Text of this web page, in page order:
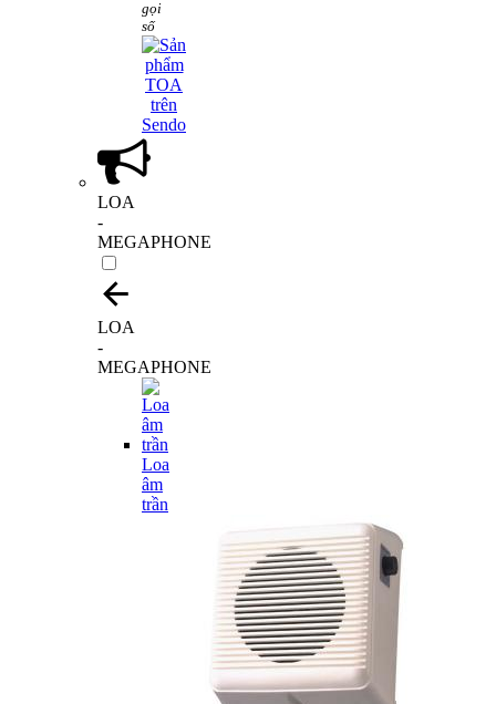
gọi
số
LOA
-
MEGAPHONE
LOA
-
MEGAPHONE
Loa
âm
trần